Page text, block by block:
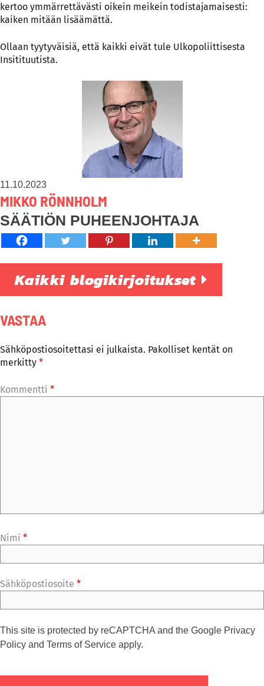
kertoo ymmärrettävästi oikein meikein todistajamaisesti:
kaiken mitään lisäämättä.
Ollaan tyytyväisiä, että kaikki eivät tule Ulkopoliittisesta
Insitituutista.
11.10.2023
MIKKO RÖNNHOLM
SÄÄTIÖN PUHEENJOHTAJA
Kaikki blogikirjoitukset
VASTAA
Sähköpostiosoitettasi ei julkaista. Pakolliset kentät on
merkitty *
Kommentti *
Nimi *
Sähköpostiosoite *
This site is protected by reCAPTCHA and the Google Privacy
Policy and Terms of Service apply.